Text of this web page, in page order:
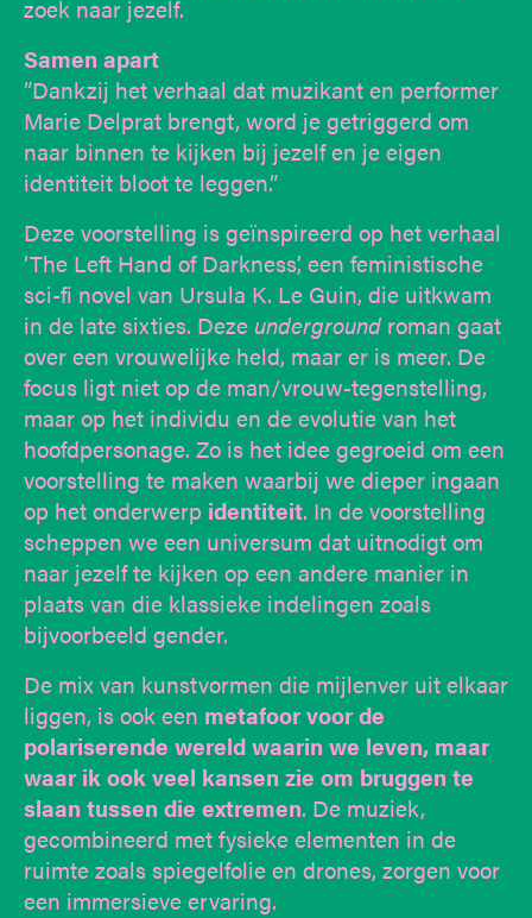
zoek naar jezelf.
Samen apart
”Dankzij het verhaal dat muzikant en performer
Marie Delprat brengt, word je getriggerd om
naar binnen te kijken bij jezelf en je eigen
identiteit bloot te leggen.”
Deze voorstelling is geïnspireerd op het verhaal
‘The Left Hand of Darkness’, een feministische
sci-fi novel van Ursula K. Le Guin, die uitkwam
in de late sixties. Dezeunderground roman gaat
over een vrouwelijke held, maar er is meer. De
focus ligt niet op de man/vrouw-tegenstelling,
maar op het individu en de evolutie van het
hoofdpersonage. Zo is het idee gegroeid om een
voorstelling te maken waarbij we dieper ingaan
op het onderwerp identiteit. In de voorstelling
scheppen we een universum dat uitnodigt om
naar jezelf te kijken op een andere manier in
plaats van die klassieke indelingen zoals
bijvoorbeeld gender.
De mix van kunstvormen die mijlenver uit elkaar
liggen, is ook een metafoor voor de
polariserende wereld waarin we leven, maar
waar ik ook veel kansen zie om bruggen te
slaan tussen die extremen. De muziek,
gecombineerd met fysieke elementen in de
ruimte zoals spiegelfolie en drones, zorgen voor
een immersieve ervaring.